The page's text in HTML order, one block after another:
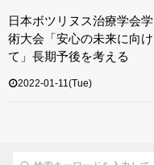
日本ボツリヌス治療学会学
術大会「安心の未来に向け
て」長期予後を考える
2022-01-11(Tue)